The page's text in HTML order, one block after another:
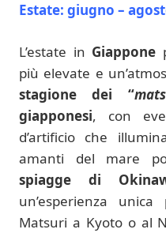
Estate: giugno –
L’estate in Giappone
più elevate e
stagione dei “
giapponesi, con
d’artificio che
amanti del mare
spiagge di
un’esperienza
Matsuri a Kyoto o al